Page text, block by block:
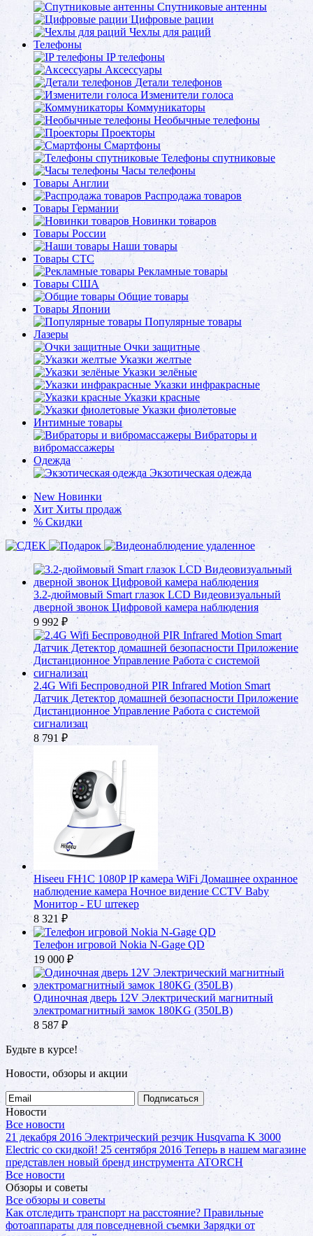
Спутниковые антенны
Цифровые рации
Чехлы для раций
Телефоны
IP телефоны
Аксессуары
Детали телефонов
Изменители голоса
Коммуникаторы
Необычные телефоны
Проекторы
Смартфоны
Телефоны спутниковые
Часы телефоны
Товары Англии
Распродажа товаров
Товары Германии
Новинки товаров
Товары России
Наши товары
Товары СТС
Рекламные товары
Товары США
Общие товары
Товары Японии
Популярные товары
Лазеры
Очки защитные
Указки желтые
Указки зелёные
Указки инфракрасные
Указки красные
Указки фиолетовые
Интимные товары
Вибраторы и
вибромассажеры
Одежда
Экзотическая одежда
New Новинки
Хит Хиты продаж
% Скидки
3.2-дюймовый Smart глазок LCD Видеовизуальный
дверной звонок Цифровой камера наблюдения
9 992 ₽
2.4G Wifi Беспроводной PIR Infrared Motion Smart
Датчик Детектор домашней безопасности Приложение
Дистанционное Управление Работа с системой
сигнализац
8 791 ₽
Hiseeu FH1C 1080P IP камера WiFi Домашнее охранное
наблюдение камера Ночное видение CCTV Baby
Монитор - EU штекер
8 321₽
Телефон игровой Nokia N-Gage QD
19 000 ₽
Одиночная дверь 12V Электрический магнитный
электромагнитный замок 180KG (350LB)
8 587 ₽
Будьте в курсе!
Новости, обзоры и акции
Подписаться
Новости
Все новости
21 декабря 2016 Электрический резчик Husqvarna K 3000
Electric со скидкой! 25 сентября 2016 Теперь в нашем магазине
представлен новый бренд инструмента ATORCH
Все новости
Обзоры и советы
Все обзоры и советы
Как отследить транспорт на расстояние? Правильные
фотоаппараты для повседневной съемки Зарядки от